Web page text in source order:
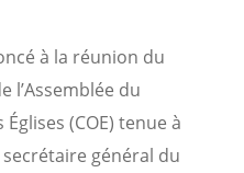
à la réunion du
l’Assemblée du
(COE) tenue à
général du